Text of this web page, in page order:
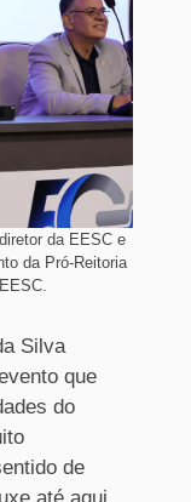
da EESC e
da Pró-Reitoria
Silva
que
do
de
até aqui